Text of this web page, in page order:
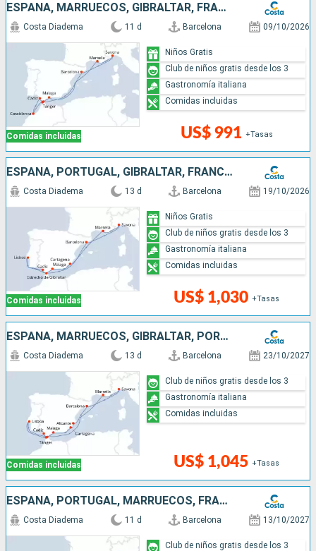
ESPAÑA, MARRUECOS, GIBRALTAR, FRANCIA, ITALIA
Comidas incluidas
Costa Diadema 11 d Barcelona 09/10/2026
US$ 991 +Tasas
Niños Gratis
Club de niños gratis desde los 3
Gastronomía italiana
Comidas incluidas
ESPAÑA, PORTUGAL, GIBRALTAR, FRANCIA, ITALIA
Comidas incluidas
Costa Diadema 13 d Barcelona 19/10/2026
US$ 1,030 +Tasas
Niños Gratis
Club de niños gratis desde los 3
Gastronomía italiana
Comidas incluidas
ESPAÑA, MARRUECOS, GIBRALTAR, PORTUGAL, FRANCIA, ITALIA
Comidas incluidas
Costa Diadema 13 d Barcelona 23/10/2027
US$ 1,045 +Tasas
Club de niños gratis desde los 3
Gastronomía italiana
Comidas incluidas
ESPAÑA, PORTUGAL, MARRUECOS, FRANCIA, ITALIA
Costa Diadema 11 d Barcelona 13/10/2027
Club de niños gratis desde los 3